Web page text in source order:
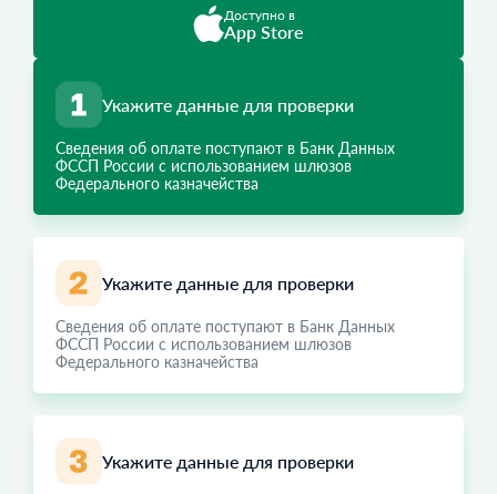
Укажите данные для проверки
Сведения об оплате поступают в Банк Данных
ФССП России с использованием шлюзов
Федерального казначейства
Укажите данные для проверки
Сведения об оплате поступают в Банк Данных
ФССП России с использованием шлюзов
Федерального казначейства
Укажите данные для проверки
Доступно в
App Store